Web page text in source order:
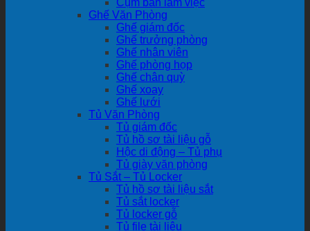
Cụm bàn làm việc
Ghế Văn Phòng
Ghế giám đốc
Ghế trưởng phòng
Ghế nhân viên
Ghế phòng họp
Ghế chân quỳ
Ghế xoay
Ghế lưới
Tủ Văn Phòng
Tủ giám đốc
Tủ hồ sơ tài liệu gỗ
Hộc di động – Tủ phụ
Tủ giày văn phòng
Tủ Sắt – Tủ Locker
Tủ hồ sơ tài liệu sắt
Tủ sắt locker
Tủ locker gỗ
Tủ file tài liệu